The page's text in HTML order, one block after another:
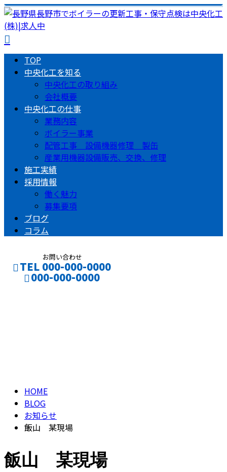
TOP
中央化工を知る
中央化工の取り組み
会社概要
中央化工の仕事
業務内容
ボイラー事業
配管工事 設備機器修理 製缶
産業用機器設備販売、交換、修理
施工実績
採用情報
働く魅力
募集要項
ブログ
コラム
お問い合わせ
TEL 000-000-0000
000-000-0000
HOME
BLOG
お知らせ
飯山 某現場
飯山 某現場